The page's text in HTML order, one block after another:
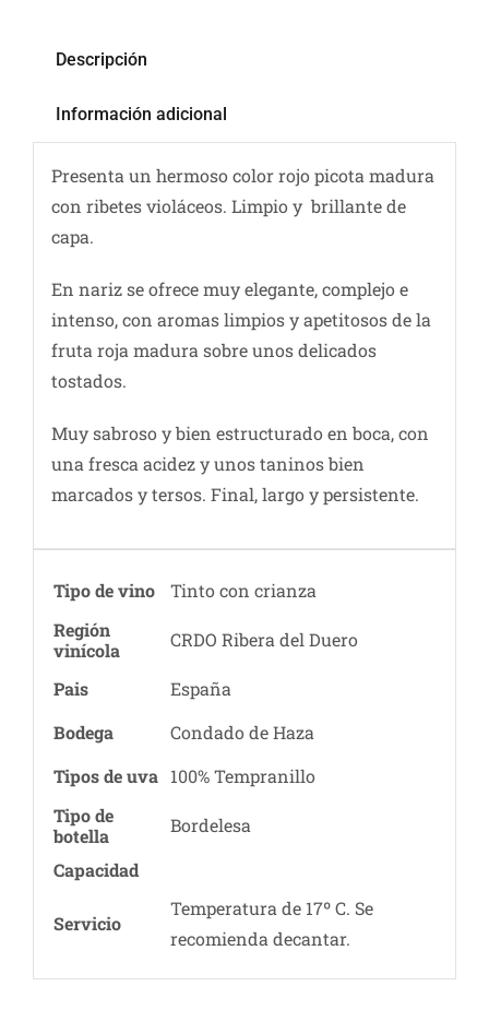
Descripción
Información adicional
Presenta un hermoso color rojo picota madura
con ribetes violáceos. Limpio y brillante de
capa.
En nariz se ofrece muy elegante, complejo e
intenso, con aromas limpios y apetitosos de la
fruta roja madura sobre unos delicados
tostados.
Muy sabroso y bien estructurado en boca, con
una fresca acidez y unos taninos bien
marcados y tersos. Final, largo y persistente.
Tipo de vino
Tinto con crianza
Región
vinícola
CRDO Ribera del Duero
Pais
España
Bodega
Condado de Haza
Tipos de uva 100% Tempranillo
Tipo de
botella
Bordelesa
Capacidad
Servicio
Temperatura de 17º C. Se
recomienda decantar.